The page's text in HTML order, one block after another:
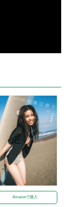
Amazonで購入